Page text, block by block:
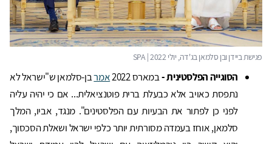
הסוגייה הפלסטינית -במארס 2022 אמרבן-סלמאן ש"ישראל לא
נתפסת כאויב אלא כבעלת ברית פוטנציאלית... אם כי יהיה עליה
לפני כן לפתור את הבעיות עם הפלסטינים". מנגד, אביו, המלך
סלמאן, אוחז בעמדה מסורתית יותר כלפי ישראל ושאלת הסכסוך,